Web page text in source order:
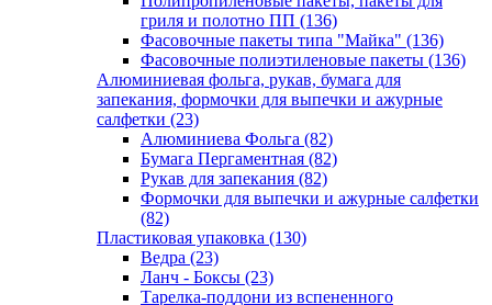
гриля и полотно ПП (136)
Фасовочные пакеты типа "Майка" (136)
Фасовочные полиэтиленовые пакеты (136)
Алюминиевая фольга, рукав, бумага для
запекания, формочки для выпечки и ажурные
салфетки (23)
Алюминиева Фольга (82)
Бумага Пергаментная (82)
Рукав для запекания (82)
Формочки для выпечки и ажурные салфетки
(82)
Пластиковая упаковка (130)
Ведра (23)
Ланч - Боксы (23)
Тарелка-поддони из вспененного